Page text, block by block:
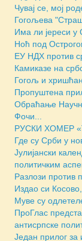
Чувај се, мој
Гогољева
Има ли јереси у
Ноћ под
ЕУ НДХ против
Камиказе на
Гогољ и
Пропуштена
Обраћање
Фочи...
РУСКИ ХОМЕР
Где су Срби у
Јулијански
политичким
Разлози против
Издао си
Муве су
ПроГлас
антисрпске
Један прилог за